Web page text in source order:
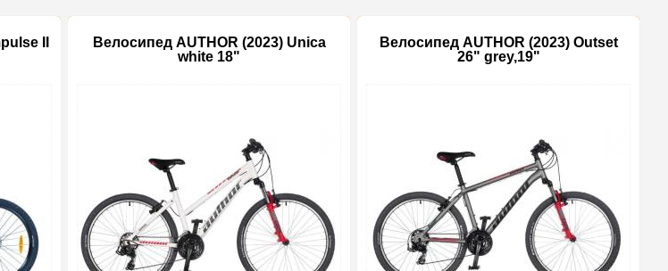
II
Велосипед AUTHOR (2023) Unica
white 18"
Велосипед AUTHOR (2023) Outset
26" grey,19"